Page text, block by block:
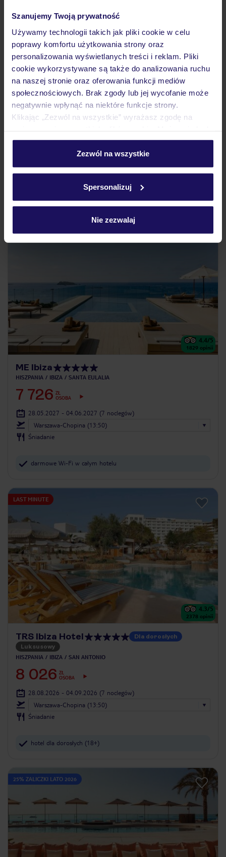
Szanujemy Twoją prywatność
Używamy technologii takich jak pliki cookie w celu
poprawy komfortu użytkowania strony oraz
personalizowania wyświetlanych treści i reklam. Pliki
cookie wykorzystywane są także do analizowania ruchu
na naszej stronie oraz oferowania funkcji mediów
społecznościowych. Brak zgody lub jej wycofanie może
negatywnie wpłynąć na niektóre funkcje strony.
Klikając „Zezwól na wszystkie” wyrażasz zgodę na
personalizować swój wybór wchodząc w zakładkę
Szczegółowe informacje o plikach cookie znajdziesz
Zezwól na wszystkie
Spersonalizuj
Nie zezwalaj
330 opinii
Can Lluc Boutique Country Hotel & Villas
HISZPANIA IBIZA SAN RAFAEL
7 411
Warszawa-Chopina (13:50)
Śniadanie
4.4/5
1829 opinii
ME Ibiza
HISZPANIA IBIZA SANTA EULALIA
7 726 ZŁ
OSOBA
28.05.2027 - 04.06.2027 (7 noclegów)
Warszawa-Chopina (13:50)
Śniadanie
darmowe Wi-Fi w całym hotelu
LAST MINUTE
4.3/5
2378 opinii
TRS Ibiza Hotel
Dla dorosłych
Luksusowy
HISZPANIA IBIZA SAN ANTONIO
8 026 ZŁ
OSOBA
28.08.2026 - 04.09.2026 (7 noclegów)
Warszawa-Chopina (13:50)
Śniadanie
hotel dla dorosłych (18+)
25% ZALICZKI LATO 2026